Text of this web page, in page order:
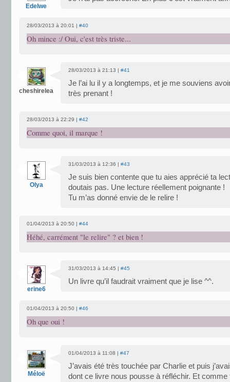
Edelwe
28/03/2013 à 20:01 | #40
Oh mince :/ Oui, c'est très triste...
cheshirelea
28/03/2013 à 21:13 | #41
Je l’ai lu il y a longtemps, et je me souviens
très prenant !
28/03/2013 à 22:29 | #42
Comme quoi, il marque !
Olya
31/03/2013 à 12:36 | #43
Je suis bien contente que tu aies apprécié ta
doutais pas. Une lecture réellement poignante !
Tu m’as donné envie de le relire !
01/04/2013 à 20:50 | #44
Héhé, carrément "le relire" ? et bien !
erine6
31/03/2013 à 14:45 | #45
Un livre qu’il faudrait vraiment que je lise ^^.
01/04/2013 à 20:50 | #46
Oh que oui !
Méloë
01/04/2013 à 11:08 | #47
J’avais été très touchée par Charlie et puis
dont ce livre nous pousse à réfléchir. Et comme